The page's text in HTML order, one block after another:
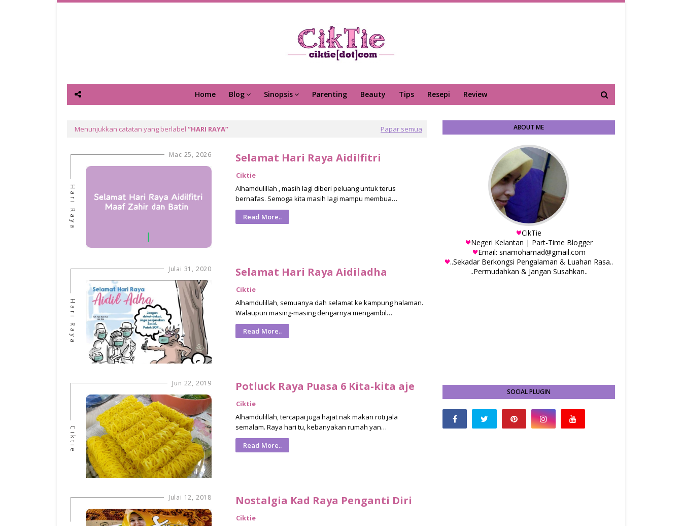
Home Blog Sinopsis Parenting Beauty Tips Resepi Review
Menunjukkan catatan yang berlabel HARI RAYA Papar semua
Mac 25, 2026
Hari Raya
Selamat Hari Raya Aidilfitri
Ciktie
Alhamdulillah , masih lagi diberi peluang untuk terus
bernafas. Semoga kita masih lagi mampu membua…
Read More..
Julai 31, 2020
Hari Raya
Selamat Hari Raya Aidiladha
Ciktie
Alhamdulillah, semuanya dah selamat ke kampung halaman.
Walaupun masing-masing dengarnya mengambil…
Read More..
Jun 22, 2019
Ciktie
Potluck Raya Puasa 6 Kita-kita aje
Ciktie
Alhamdulillah, tercapai juga hajat nak makan roti jala
semalam. Raya hari tu, kebanyakan rumah yan…
Read More..
Julai 12, 2018 Nostalgia Kad Raya Penganti Diri
Ciktie
ABOUT ME
CikTie
Negeri Kelantan | Part-Time Blogger
Email: snamohamad@gmail.com
..Sekadar Berkongsi Pengalaman & Luahan Rasa..
..Permudahkan & Jangan Susahkan..
SOCIAL PLUGIN